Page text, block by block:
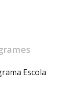
Escola